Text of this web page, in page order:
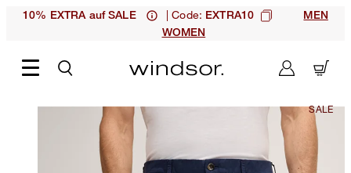
10% EXTRA auf SALE | Code: EXTRA10
MEN
WOMEN